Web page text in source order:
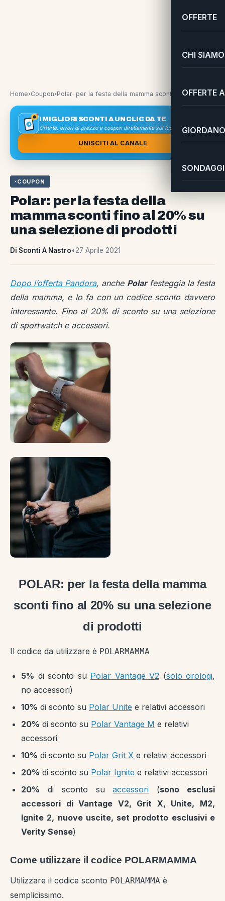
OFFERTE
CHI SIAMO
OFFERTE
Home›Coupon› Polar: per la festa della mamma sconti fino al 20% su una selezione di prodotti
I MIGLIORI SCONTI A UN CLIC DA TE
Offerte, errori di prezzo e coupon direttamente sul tuo smartphone
UNISCITI AL CANALE
COUPON
Polar: per la festa della
mamma sconti fino al 20% su
una selezione di prodotti
Di Sconti A Nastro•27 Aprile 2021
Dopo l’offerta Pandora, anche Polarfesteggia la festa
della mamma, e lo fa con un codice sconto davvero
interessante. Fino al 20% di sconto su una selezione
di sportwatch e accessori.
POLAR: per la festa della mamma
sconti fino al 20% su una selezione
di prodotti
Il codice da utilizzare è POLARMAMMA
5% di sconto su Polar Vantage V2 (solo orologi,
no accessori)
10% di sconto su Polar Unite e relativi accessori
20% di sconto su Polar Vantage M e relativi
accessori
10% di sconto su Polar Grit X e relativi accessori
20% di sconto su Polar Ignite e relativi accessori
20% di sconto suaccessori (sono esclusi
accessori di Vantage V2, Grit X, Unite, M2,
Ignite 2, nuove uscite, set prodotto esclusivi e
Verity Sense)
Come utilizzare il codice POLARMAMMA
Utilizzare il codice sconto POLARMAMMA è
semplicissimo.